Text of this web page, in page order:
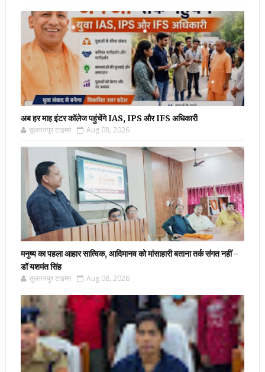
अब हर माह इंटर कॉलेज पहुंचेंगे IAS, IPS और IFS अधिकारी
सुल्तानपुर टाइम्स Aug 08, 2026
मनुष्य का पहला आहार सात्विक, आदिमानव को मांसाहारी बताना तर्क संगत नहीं -
डॉ यशमंत सिंह
सुल्तानपुर टाइम्स Aug 08, 2026